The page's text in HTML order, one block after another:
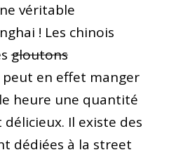
véritable
! Les chinois
gloutons
en effet manger
heure une quantité
délicieux. Il existe des
dédiées à la street